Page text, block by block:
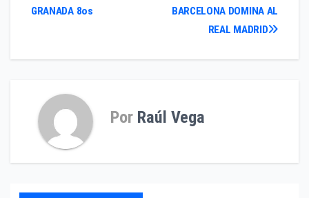
entradas
BARCELONA DOMINA AL
REAL MADRID
GRANADA 8os
Por Raúl Vega